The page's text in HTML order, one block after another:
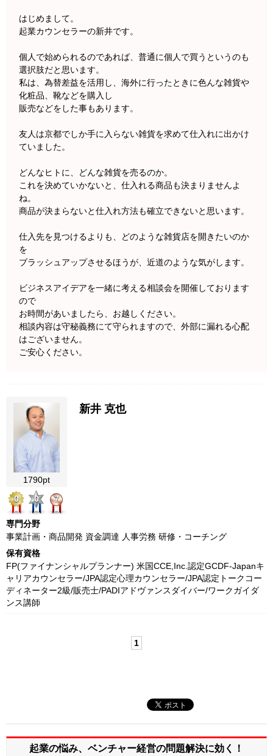
はじめまして。
起業カウンセラーの新井です。
個人で始められるのであれば、普通に個人で買うというのも
選択肢だと思います。
私は、為替差益を活用し、海外に行ったときに色んな雑貨や
化粧品、靴などを購入し
販売などをした事もあります。
友人は京都でしか手に入らない雑貨を求めて仕入れに出かけ
ていました。
どんなヒトに、どんな雑貨を売るのか。
これを決めていかないと、仕入れる商品も決まりませんよ
ね。
商品が決まらないと仕入れ方法も確立できないと思います。
仕入先を見つけるよりも、どのような雑貨店を開きたいのか
を
ブラッシュアップさせるほうが、近道のような気がします。
ビジネスアイデアを一緒に考える相談会を開催しております
ので
お時間があいましたら、お越しください。
相談内容は守秘義務にて守られますので、外部に漏れる心配
はございません。
ご安心ください。
1790pt
0
0 7
新井 克也
専門分野
事業計画・商品開発 資金調達 人事労務 研修・コーチング
保有資格
FP(ファイナンシャルプランナー) 米国CCE,Inc.認定GCDF-Japanキ
ャリアカウンセラー/JPA認定心理カウンセラー/JPA認定トークコー
ディネーター2級/販売士/PADIアドヴァンスダイバー/ワークガイダ
ンス講師
1
起業の悩み、ベンチャー経営の問題解決に効く！